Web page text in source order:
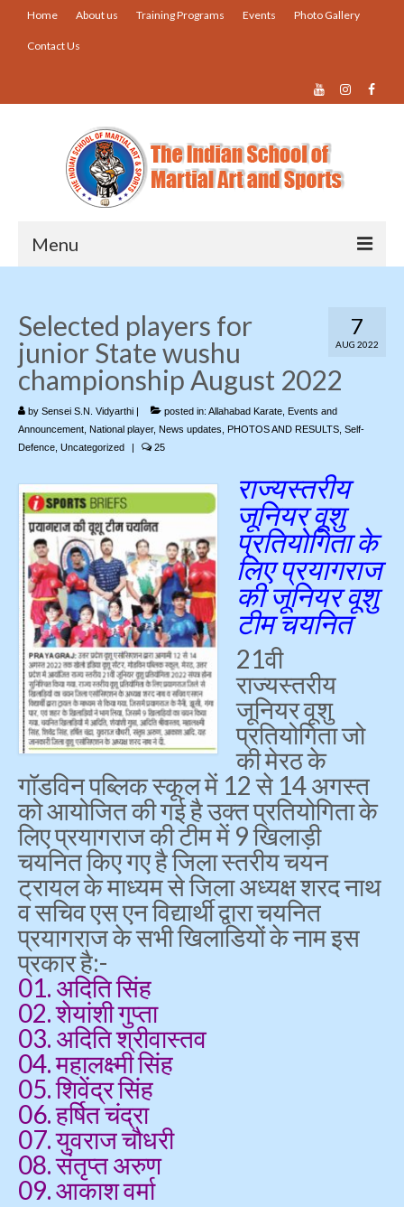
Home About us Training Programs Events Photo Gallery
Contact Us
Menu
About us
Training Programs
Events
Photo Gallery
7
AUG 2022
Selected players for
junior State wushu
championship August 2022
by Sensei S.N. Vidyarthi posted in: Allahabad Karate
Events and
Announcement National player, News updates PHOTOS AND RESULTS Self-
Defence Uncategorized 25
राज्यस्तरीय
जूनियर वूशु
प्रतियोगिता के
लिए प्रयागराज
की जूनियर वूशु
टीम चयनित
21वी
राज्यस्तरीय
जूनियर वूशु
प्रतियोगिता जो
की मेरठ के
गॉडविन पब्लिक स्कूल में 12 से 14 अगस्त
को आयोजित की गई है उक्त प्रतियोगिता के
लिए प्रयागराज की टीम में 9 खिलाड़ी
चयनित किए गए है जिला स्तरीय चयन
ट्रायल के माध्यम से जिला अध्यक्ष शरद नाथ
व सचिव एस एन विद्यार्थी द्वारा चयनित
प्रयागराज के सभी खिलाडियों के नाम इस
प्रकार है:-
01. अदिति सिंह
02. शेयांशी गुप्ता
03. अदिति श्रीवास्तव
04. महालक्ष्मी सिंह
05. शिवेंद्र सिंह
06. हर्षित चंद्रा
07. युवराज चौधरी
08. संतृप्त अरुण
09. आकाश वर्मा